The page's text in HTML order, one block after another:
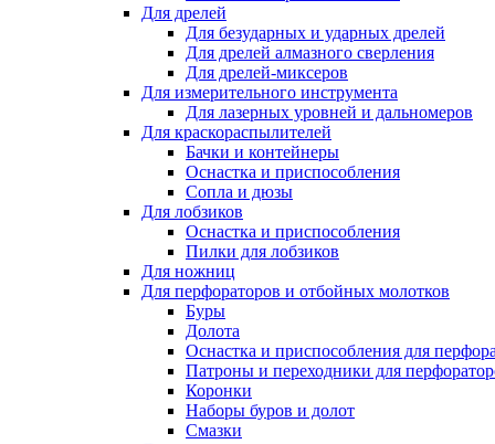
Для дрелей
Для безударных и ударных дрелей
Для дрелей алмазного сверления
Для дрелей-миксеров
Для измерительного инструмента
Для лазерных уровней и дальномеров
Для краскораспылителей
Бачки и контейнеры
Оснастка и приспособления
Сопла и дюзы
Для лобзиков
Оснастка и приспособления
Пилки для лобзиков
Для ножниц
Для перфораторов и отбойных молотков
Буры
Долота
Оснастка и приспособления для
Патроны и переходники для
Коронки
Наборы буров и долот
Смазки